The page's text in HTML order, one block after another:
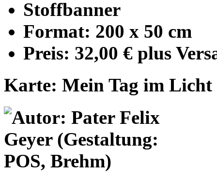
Stoffbanner
Format: 200 x 50 cm
Preis: 32,00 € plus
Karte: Mein Tag im Licht